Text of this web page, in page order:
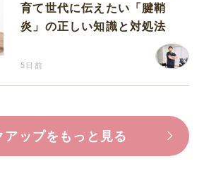
育て世代に伝えたい「腱鞘
炎」の正しい知識と対処法
5日前
アップをもっと見る